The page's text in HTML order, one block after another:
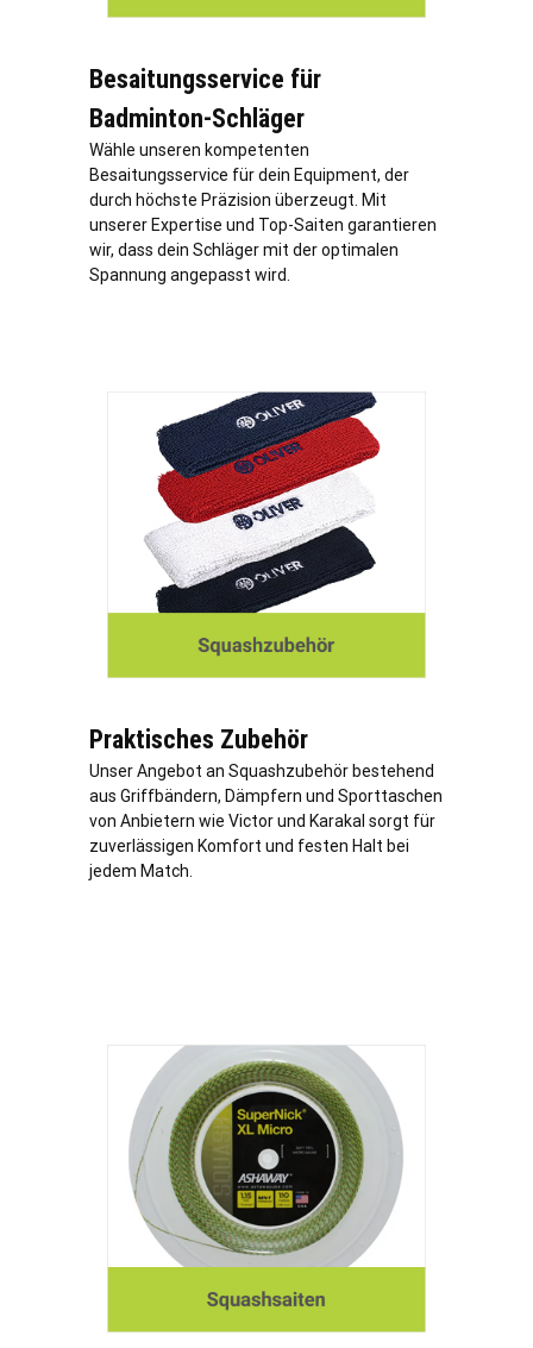
Besaitungsservice für
Badminton-Schläger
Wähle unseren kompetenten
Besaitungsservice für dein Equipment, der
durch höchste Präzision überzeugt. Mit
unserer Expertise und Top-Saiten garantieren
wir, dass dein Schläger mit der optimalen
Spannung angepasst wird.
Praktisches Zubehör
Unser Angebot an Squashzubehör bestehend
aus Griffbändern, Dämpfern und Sporttaschen
von Anbietern wie Victor und Karakal sorgt für
zuverlässigen Komfort und festen Halt bei
jedem Match.